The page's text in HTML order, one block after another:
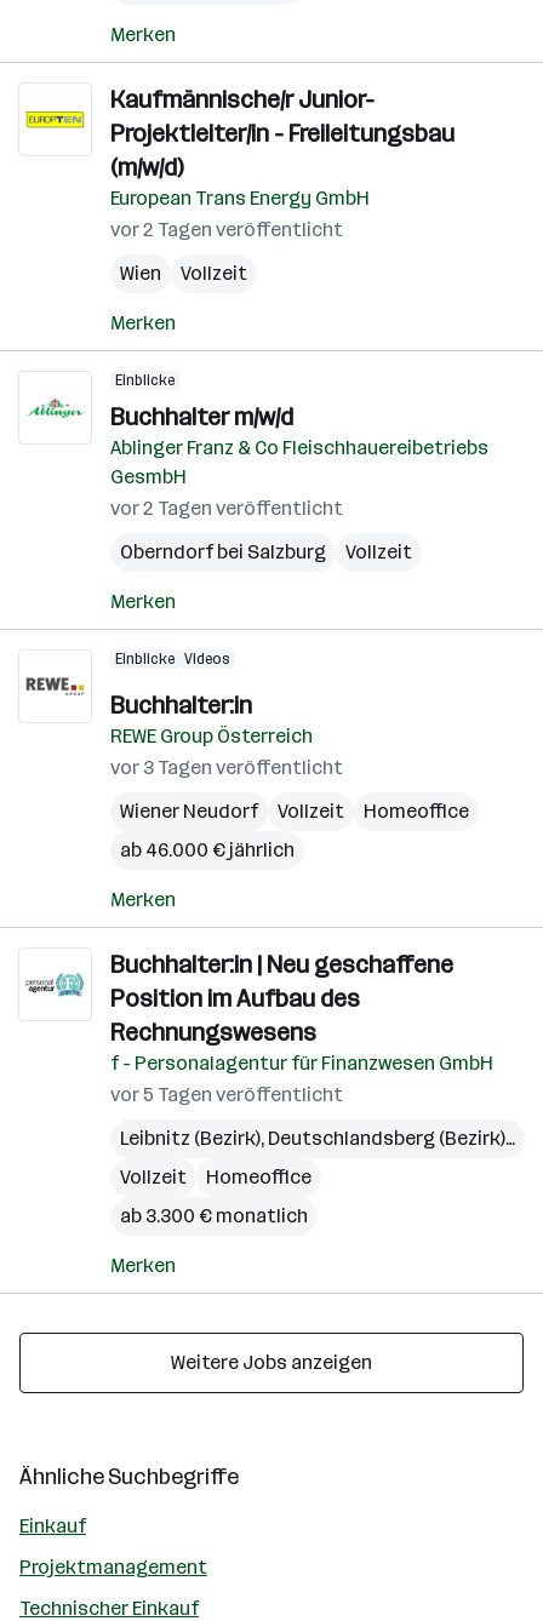
Merken
Kaufmännische/r Junior-
Projektleiter/in - Freileitungsbau
(m/w/d)
European Trans Energy GmbH
vor 2 Tagen veröffentlicht
Wien
Vollzeit
Merken
Einblicke
Buchhalter m/w/d
Ablinger Franz & Co Fleischhauereibetriebs
GesmbH
vor 2 Tagen veröffentlicht
Oberndorf bei Salzburg
Vollzeit
Merken
Einblicke Videos
Buchhalter:in
REWE Group Österreich
vor 3 Tagen veröffentlicht
Wiener Neudorf
Vollzeit
Homeoffice
ab 46.000 € jährlich
Merken
Buchhalter:in | Neu geschaffene
Position im Aufbau des
Rechnungswesens
f - Personalagentur für Finanzwesen GmbH
vor 5 Tagen veröffentlicht
Leibnitz (Bezirk), Deutschlandsberg (Bezirk),
Vollzeit
Homeoffice
ab 3.300 € monatlich
Merken
Weitere Jobs anzeigen
Ähnliche Suchbegriffe
Einkauf
Projektmanagement
Technischer Einkauf